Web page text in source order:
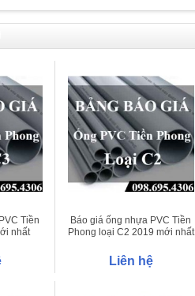
Tiền
nhất
Báo giá ống nhựa PVC Tiền
Phong loại C2 2019 mới nhất
Liên hệ